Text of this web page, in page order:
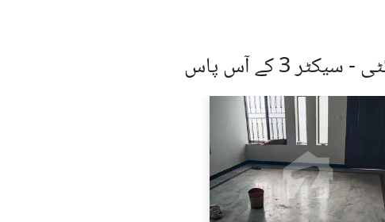
جائیداد پر کسی بھی قسم کی رکاوٹ یا تنازعے کی جانچ کریں۔
کسی قابل اعتماد شخص کو ساتھ لے جائیں۔
ذاتی یا مالی معلومات شیئر کرنے سے گریز کریں۔
کے لیے ذمہ دار نہیں ہے۔ تمام صارفین اپنے اشتہارات
خود ذمہ دار ہیں۔ کسی بھی معاہدے کو حتمی شکل دینے سے پہلے
اسٹیٹ ماہرین سے مشورہ حاصل کریں۔
3 کے آس پاس